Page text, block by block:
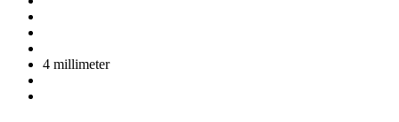
4 millimeter